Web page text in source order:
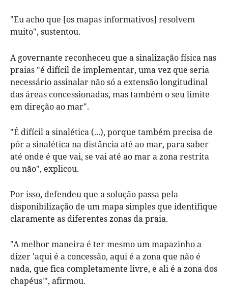
"Eu acho que [os mapas informativos] resolvem
muito", sustentou.
A governante reconheceu que a sinalização física nas
praias "é difícil de implementar, uma vez que seria
necessário assinalar não só a extensão longitudinal
das áreas concessionadas, mas também o seu limite
em direção ao mar".
"É difícil a sinalética (...), porque também precisa de
pôr a sinalética na distância até ao mar, para saber
até onde é que vai, se vai até ao mar a zona restrita
ou não", explicou.
Por isso, defendeu que a solução passa pela
disponibilização de um mapa simples que identifique
claramente as diferentes zonas da praia.
"A melhor maneira é ter mesmo um mapazinho a
dizer 'aqui é a concessão, aqui é a zona que não é
nada, que fica completamente livre, e ali é a zona dos
chapéus'", afirmou.